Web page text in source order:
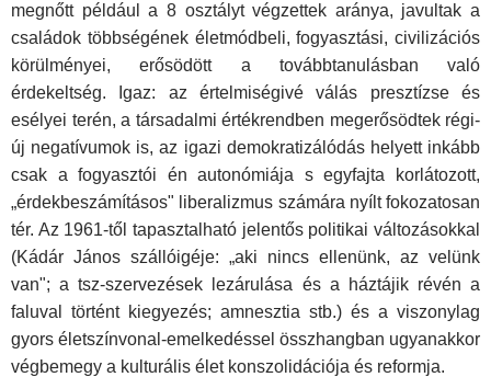
megnőtt például a 8 osztályt végzettek aránya, javultak a
családok többségé­nek életmódbeli, fogyasztási, civilizációs
körülményei, erősödött a továbbtanulásban való
érdekeltség. Igaz: az értelmiségivé válás presztízse és
esélyei terén, a társadalmi értékrendben megerősöd­tek régi-
új negatívumok is, az igazi demokratizálódás helyett in­kább
csak a fogyasztói én autonómiája s egyfajta korlátozott,
„érdek­beszámításos" liberalizmus számára nyílt fokozatosan
tér. Az 1961-től tapasztalható jelentős politikai változásokkal
(Kádár János szál­lóigéje: „aki nincs ellenünk, az velünk
van"; a tsz-szervezések lezá­rulása és a háztájik révén a
faluval történt kiegyezés; amnesztia stb.) és a viszonylag
gyors életszínvonal-emelkedéssel összhang­ban ugyanakkor
végbemegy a kulturális élet konszolidációja és re­formja.